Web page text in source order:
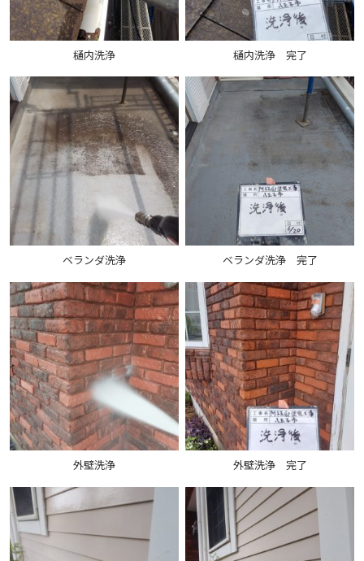
樋内洗浄 樋内洗浄 完了
ベランダ洗浄 ベランダ洗浄 完了
外壁洗浄 外壁洗浄 完了